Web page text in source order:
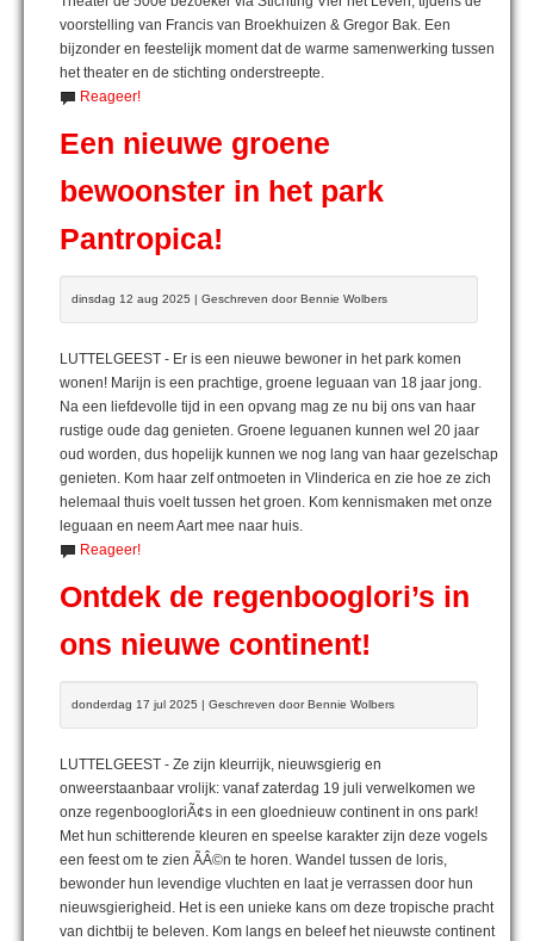
voorstelling van Francis van Broekhuizen & Gregor Bak. Een
bijzonder en feestelijk moment dat de warme samenwerking tussen
het theater en de stichting onderstreepte.
Reageer!
Een nieuwe groene
bewoonster in het park
Pantropica!
dinsdag 12 aug 2025 | Geschreven door Bennie Wolbers
LUTTELGEEST - Er is een nieuwe bewoner in het park komen
wonen! Marijn is een prachtige, groene leguaan van 18 jaar jong.
Na een liefdevolle tijd in een opvang mag ze nu bij ons van haar
rustige oude dag genieten. Groene leguanen kunnen wel 20 jaar
oud worden, dus hopelijk kunnen we nog lang van haar gezelschap
genieten. Kom haar zelf ontmoeten in Vlinderica en zie hoe ze zich
helemaal thuis voelt tussen het groen. Kom kennismaken met onze
leguaan en neem Aart mee naar huis.
Reageer!
Ontdek de regenbooglori’s in
ons nieuwe continent!
donderdag 17 jul 2025 | Geschreven door Bennie Wolbers
LUTTELGEEST - Ze zijn kleurrijk, nieuwsgierig en
onweerstaanbaar vrolijk: vanaf zaterdag 19 juli verwelkomen we
onze regenboogloriÃ¢s in een gloednieuw continent in ons park!
Met hun schitterende kleuren en speelse karakter zijn deze vogels
een feest om te zien ÃÂ©n te horen. Wandel tussen de loris,
bewonder hun levendige vluchten en laat je verrassen door hun
nieuwsgierigheid. Het is een unieke kans om deze tropische pracht
van dichtbij te beleven. Kom langs en beleef het nieuwste continent